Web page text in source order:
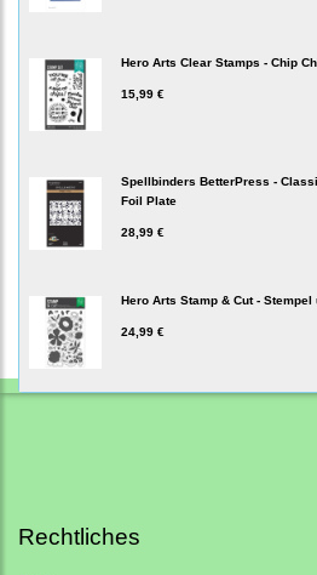
Hero Arts Clear Stamps - Chip
15,99 €
Spellbinders BetterPress -
Foil Plate
28,99 €
Hero Arts Stamp & Cut - Stempel
24,99 €
Rechtliches